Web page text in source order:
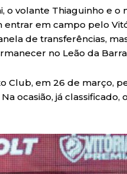
o volante Thiaguinho e o
entrar em campo pelo
de transferências,
no Leão da
Club, em 26 de março,
ocasião, já classificado,